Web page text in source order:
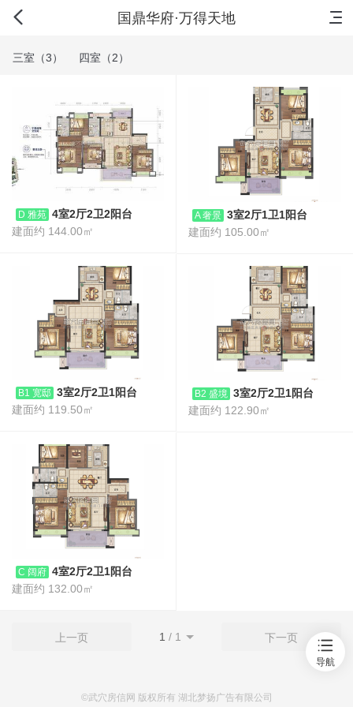
国鼎华府·万得天地
新房 出售 出租
三室（3） 四室（2）
D 雅苑 4室2厅2卫2阳台
建面约 144.00㎡
A 奢景 3室2厅1卫1阳台
建面约 105.00㎡
B1 宽邸 3室2厅2卫1阳台
建面约 119.50㎡
B2 盛境 3室2厅2卫1阳台
建面约 122.90㎡
C 阔府 4室2厅2卫1阳台
建面约 132.00㎡
上一页 1 / 1 下一页
导航
©武穴房信网 版权所有 湖北梦扬广告有限公司